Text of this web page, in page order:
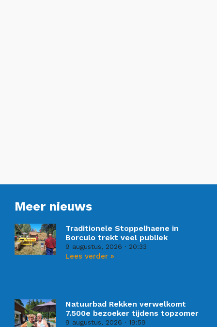
Meer nieuws
Traditionele Stoppelhaene in
Borculo trekt veel publiek
9 augustus, 2026 20:33
Lees verder »
Natuurbad Rekken verwelkomt
7.500e bezoeker tijdens topzomer
9 augustus, 2026 19:59